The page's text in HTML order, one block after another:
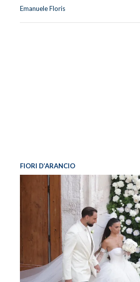
Emanuele Floris
FIORI D’ARANCIO